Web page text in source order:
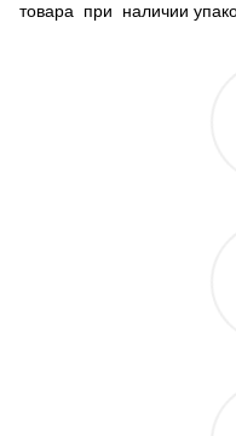
товара при наличии